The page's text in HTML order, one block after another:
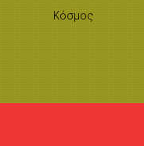
Κόσμος